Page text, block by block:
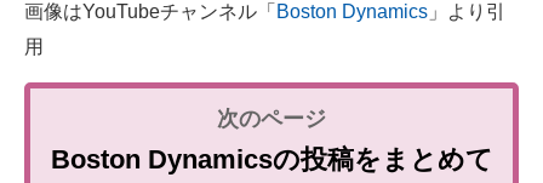
画像はYouTubeチャンネル「 Boston Dynamics 」より引
用
Boston Dynamicsの投稿をまとめて